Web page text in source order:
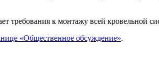
требования к монтажу всей кровельной
«Общественное обсуждение».